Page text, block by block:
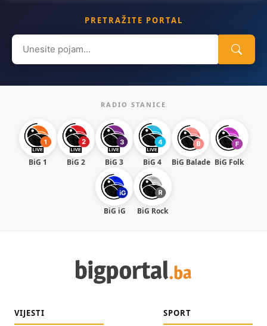
PRETRAŽITE PORTAL
Search
for:
RADIO STANICE
BiG 1 BiG 2 BiG 3 BiG 4 BiG Balade BiG Folk
BiG iG BiG Rock
VIJESTI SPORT